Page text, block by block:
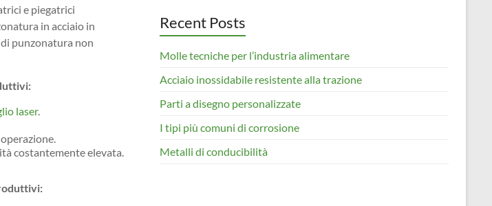
e piegatrici
in acciaio in
punzonatura non
laser.
costantemente elevata.
Recent Posts
Molle tecniche per l’industria alimentare
Acciaio inossidabile resistente alla trazione
Parti a disegno personalizzate
I tipi più comuni di corrosione
Metalli di conducibilità